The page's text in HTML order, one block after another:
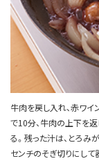
牛肉を戻し入れ、赤ワイ
で10分、牛肉の上下を
る。残った汁は、とろみ
センチのそぎ切りにして